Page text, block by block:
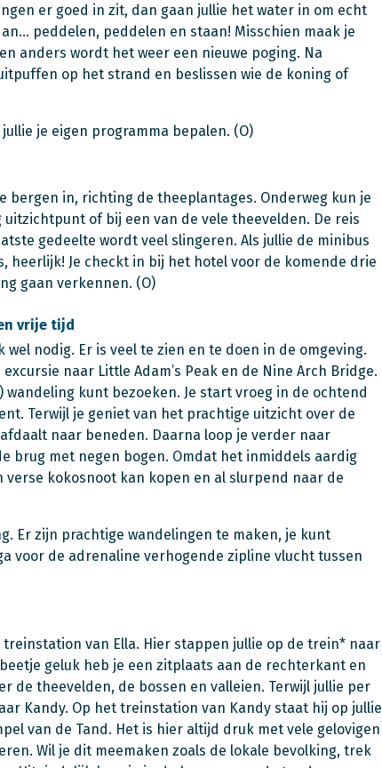
er goed in zit, dan gaan jullie het water in om echt
peddelen, peddelen en staan! Misschien maak je
anders wordt het weer een nieuwe poging. Na
op het strand en beslissen wie de koning of
je eigen programma bepalen. (O)
bergen in, richting de theeplantages. Onderweg kun je
of bij een van de vele theevelden. De reis
gedeelte wordt veel slingeren. Als jullie de minibus
heerlijk! Je checkt in bij het hotel voor de komende drie
gaan verkennen. (O)
vrije tijd
wel nodig. Er is veel te zien en te doen in de omgeving.
naar Little Adam’s Peak en de Nine Arch Bridge.
kunt bezoeken. Je start vroeg in de ochtend
Terwijl je geniet van het prachtige uitzicht over de
naar beneden. Daarna loop je verder naar
brug met negen bogen. Omdat het inmiddels aardig
kokosnoot kan kopen en al slurpend naar de
Er zijn prachtige wandelingen te maken, je kunt
voor de adrenaline verhogende zipline vlucht tussen
van Ella. Hier stappen jullie op de trein* naar
geluk heb je een zitplaats aan de rechterkant en
de theevelden, de bossen en valleien. Terwijl jullie per
Kandy. Op het treinstation van Kandy staat hij op jullie
van de Tand. Het is hier altijd druk met vele gelovigen
Wil je dit meemaken zoals de lokale bevolking, trek